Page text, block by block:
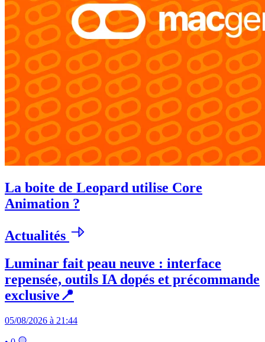
La boite de Leopard utilise Core
Animation ?
Actualités
Luminar fait peau neuve : interface
repensée, outils IA dopés et précommande
exclusive📍
05/08/2026 à 21:44